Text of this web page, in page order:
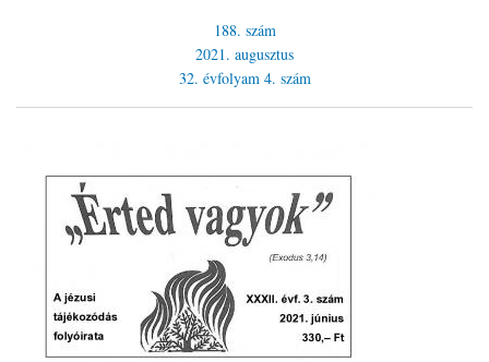
188. szám
2021. augusztus
32. évfolyam 4. szám